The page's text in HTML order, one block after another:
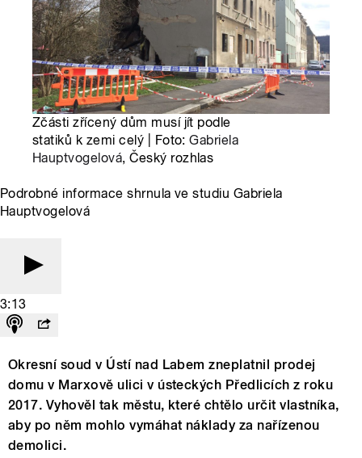
Zčásti zřícený dům musí jít podle
statiků k zemi celý | Foto:Gabriela
Hauptvogelová, Český rozhlas
Podrobné informace shrnula ve studiu Gabriela
Hauptvogelová
3:13
Okresní soud v Ústí nad Labem zneplatnil prodej
domu v Marxově ulici v ústeckých Předlicích z roku
2017. Vyhověl tak městu, které chtělo určit vlastníka,
aby po něm mohlo vymáhat náklady za nařízenou
demolici.